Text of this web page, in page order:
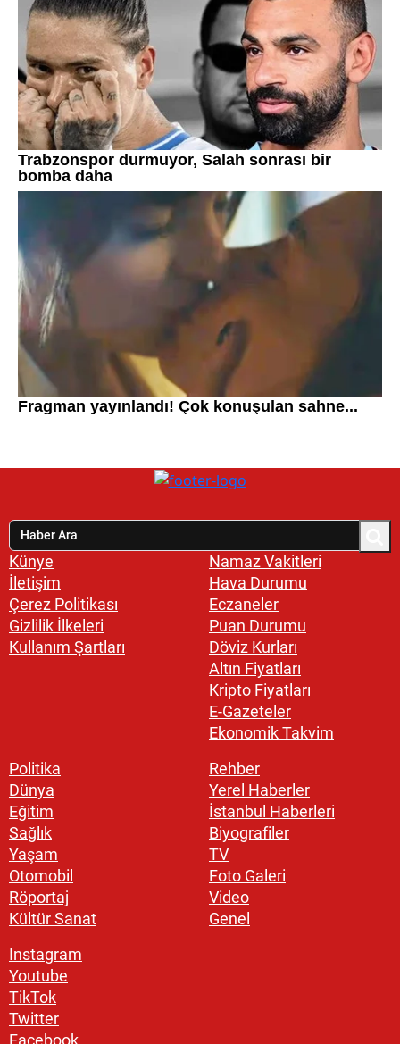
Künye
İletişim
Çerez Politikası
Gizlilik İlkeleri
Kullanım Şartları
Namaz Vakitleri
Hava Durumu
Eczaneler
Puan Durumu
Döviz Kurları
Altın Fiyatları
Kripto Fiyatları
E-Gazeteler
Ekonomik Takvim
Politika
Dünya
Eğitim
Sağlık
Yaşam
Otomobil
Röportaj
Kültür Sanat
Rehber
Yerel Haberler
İstanbul Haberleri
Biyografiler
TV
Foto Galeri
Video
Genel
Instagram
Youtube
TikTok
Twitter
Facebook